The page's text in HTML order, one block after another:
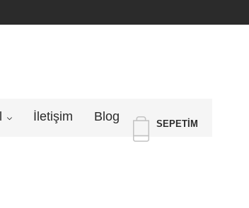
SEPETIM
İletişim Blog